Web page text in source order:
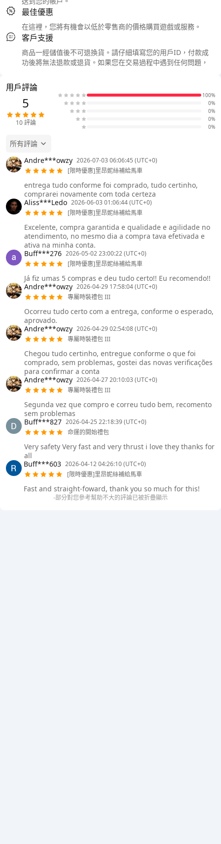
最佳優惠
在這裡，您將有機會以低於零售商的價格購買遊戲或服務。
客戶支援
商品一經儲值後不可退換貨。請仔細填寫您的用戶ID，付款成
功後將無法退款或退貨。如果您在交易過程中遇到任何問題，
用戶評論
5
10評論
100%
0%
0%
0%
0%
所有評論
Andre***owzy 2026-07-03 06:06:45 (UTC+0)
[限時優惠]里昂妮絲補給馬車
entrega tudo conforme foi comprado, tudo certinho,
comprarei novamente com toda certeza
Aliss***Ledo 2026-06-03 01:06:44 (UTC+0)
[限時優惠]里昂妮絲補給馬車
Excelente, compra garantida e qualidade e agilidade no
atendimento, no mesmo dia a compra tava efetivada e
ativa na minha conta.
Buff***276 2026-05-02 23:00:22 (UTC+0)
[限時優惠]里昂妮絲補給馬車
Já fiz umas 5 compras e deu tudo certo!! Eu recomendo!!
Andre***owzy 2026-04-29 17:58:04 (UTC+0)
專屬時裝禮包 III
Ocorreu tudo certo com a entrega, conforme o esperado,
aprovado.
Andre***owzy 2026-04-29 02:54:08 (UTC+0)
專屬時裝禮包 III
Chegou tudo certinho, entregue conforme o que foi
comprado, sem problemas, gostei das novas verificações
para confirmar a conta
Andre***owzy 2026-04-27 20:10:03 (UTC+0)
專屬時裝禮包 III
Segunda vez que compro e correu tudo bem, recomento
sem problemas
Buff***827 2026-04-25 22:18:39 (UTC+0)
命運的開始禮包
Very safety Very fast and very thrust i love they thanks for
all
Buff***603 2026-04-12 04:26:10 (UTC+0)
[限時優惠]里昂妮絲補給馬車
Fast and straight-foward, thank you so much for this!
-部分對您參考幫助不大的評論已被折疊顯示